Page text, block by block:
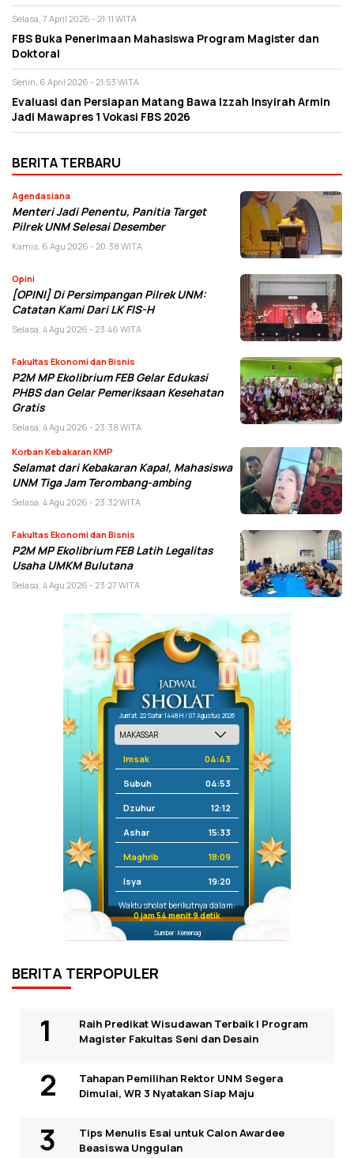
Selasa, 7 April 2026 - 21:11 WITA
FBS Buka Penerimaan Mahasiswa Program Magister dan
Doktoral
Senin, 6 April 2026 - 21:53 WITA
Evaluasi dan Persiapan Matang Bawa Izzah Insyirah Armin
Jadi Mawapres 1 Vokasi FBS 2026
BERITA TERBARU
Agendasiana
Menteri Jadi Penentu, Panitia Target
Pilrek UNM Selesai Desember
Kamis, 6 Agu 2026 - 20:38 WITA
Opini
[OPINI] Di Persimpangan Pilrek UNM:
Catatan Kami Dari LK FIS-H
Selasa, 4 Agu 2026 - 23:46 WITA
Fakultas Ekonomi dan Bisnis
P2M MP Ekolibrium FEB Gelar Edukasi
PHBS dan Gelar Pemeriksaan Kesehatan
Gratis
Selasa, 4 Agu 2026 - 23:38 WITA
Korban Kebakaran KMP
Selamat dari Kebakaran Kapal, Mahasiswa
UNM Tiga Jam Terombang-ambing
Selasa, 4 Agu 2026 - 23:32 WITA
Fakultas Ekonomi dan Bisnis
P2M MP Ekolibrium FEB Latih Legalitas
Usaha UMKM Bulutana
Selasa, 4 Agu 2026 - 23:27 WITA
Jum'at, 22 Safar 1448 H / 07 Agustus 2026
Imsak 04:43
Subuh 04:53
Dzuhur 12:12
Ashar 15:33
Maghrib 18:09
Isya 19:20
Waktu sholat berikutnya dalam:
0 jam 54 menit 8 detik
Sumber: Kemenag
BERITA TERPOPULER
Raih Predikat Wisudawan Terbaik I Program
Magister Fakultas Seni dan Desain
Tahapan Pemilihan Rektor UNM Segera
Dimulai, WR 3 Nyatakan Siap Maju
Tips Menulis Esai untuk Calon Awardee
Beasiswa Unggulan